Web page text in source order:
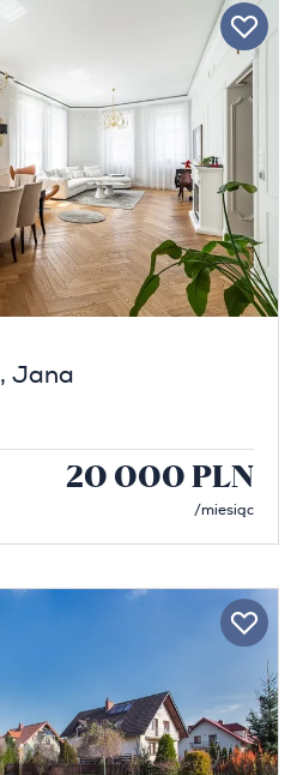
, Jana
20 000 PLN
/miesiąc